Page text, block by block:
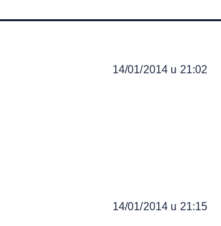
14/01/2014 u 21:02
14/01/2014 u 21:15